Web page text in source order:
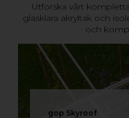
Utforska vårt
glasklara akryltak och
och
gop Skyroof